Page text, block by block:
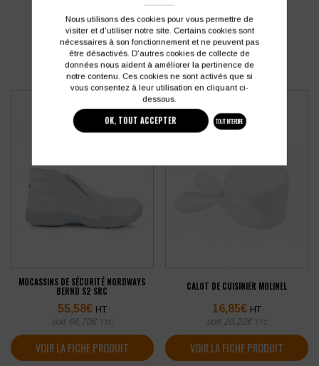
PRODUITS SIMILAIRES
MOCASSINS DE SÉCURITÉ NORDWAYS
BERND S2 SRC
55,58€ HT
soit 66,70€ TTC
VOIR LA FICHE PRODUIT
CALOT DE CUISINIER MOLINEL
16,85€ HT
soit 20,22€ TTC
VOIR LA FICHE PRODUIT
Nous utilisons des cookies pour vous permettre de
visiter et d'utiliser notre site. Certains cookies sont
nécessaires à son fonctionnement et ne peuvent pas
être désactivés. D'autres cookies de collecte de
données nous aident à améliorer la pertinence de
notre contenu. Ces cookies ne sont activés que si
vous consentez à leur utilisation en cliquant ci-
dessous.
OK, TOUT ACCEPTER TOUT INTERDIRE